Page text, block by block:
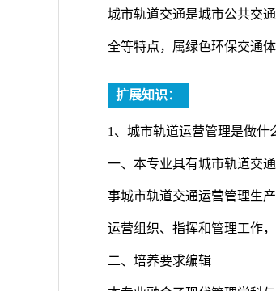
城市轨道交通是城市公共交
全等特点，属绿色环保交通
扩展知识：
1、城市轨道运营管理是做什
一、本专业具有城市轨道交
事城市轨道交通运营管理生
运营组织、指挥和管理工作
二、培养要求编辑